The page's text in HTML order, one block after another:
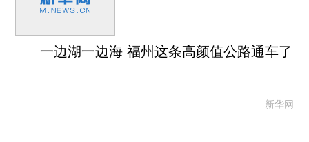
一边湖一边海 福州这条高颜值公路通车了
新华网